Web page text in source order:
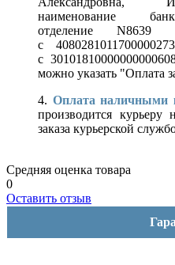
наименование
отделение
с
с
можно указать "Оплата
4. Оплата наличными
производится курьеру
заказа курьерской
Средняя оценка товара
0
Оставить отзыв